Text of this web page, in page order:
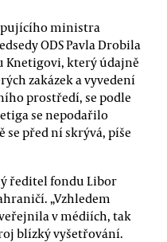
ministra
ODS Pavla Drobila
Knetigovi, který údajně
zakázek a vyvedení
prostředí, se podle
se nepodařilo
před ní skrývá, píše
ředitel fondu Libor
„Vzhledem
v médiích, tak
blízký vyšetřování.